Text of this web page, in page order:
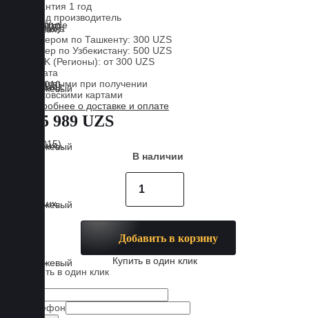
Гарантия 1 год
Завод производитель
Доставка
Курьером по Ташкенту: 300 UZS
Курьер по Узбекистану: 500 UZS
CDEK (Регионы): от 300 UZS
Оплата
Наличными при получении
Банковскими картами
Подробнее о доставке и оплате
885 989 UZS
В наличии
Добавить в корзину
Купить в один клик
Купить в один клик
Телефон